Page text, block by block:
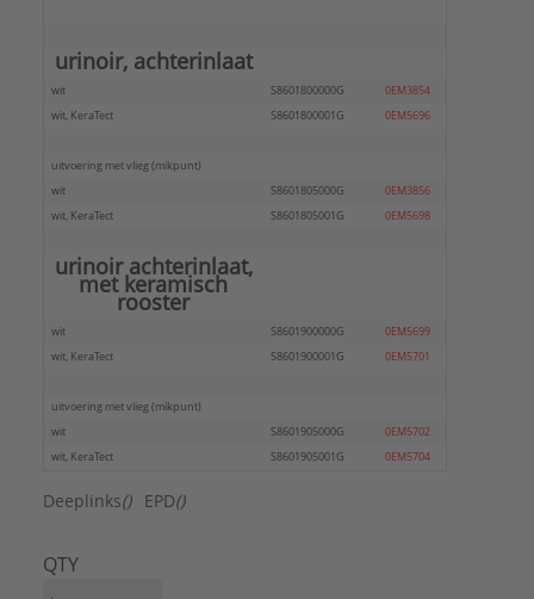
urinoir, achterinlaat
wit S8601800000G
0EM3854
wit, KeraTect
S8601800001G 0EM5696
uitvoering met vlieg (mikpunt)
wit
S8601805000G
0EM3856
wit, KeraTect
S8601805001G 0EM5698
urinoir achterinlaat,
met keramisch
rooster
wit S8601900000G
0EM5699
wit, KeraTect
S8601900001G 0EM5701
uitvoering met vlieg (mikpunt)
wit
S8601905000G
0EM5702
wit, KeraTect
S8601905001G 0EM5704
Deeplinks() EPD()
QTY